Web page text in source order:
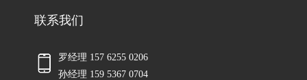
联系我们
罗经理 157 6255 0206
孙经理 159 5367 0704